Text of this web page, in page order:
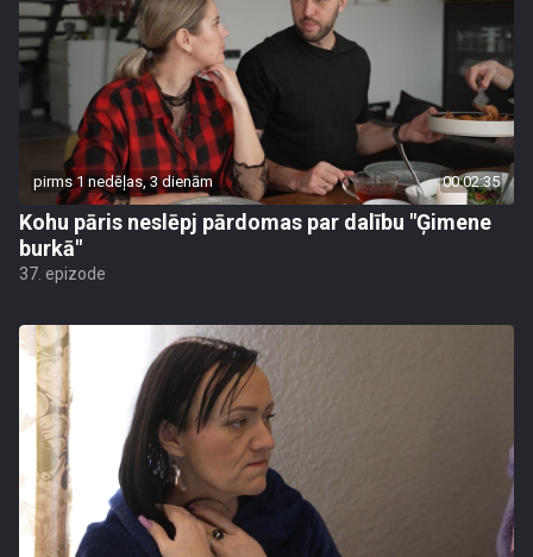
pirms 1 nedēļas, 3 dienām 00:02:35
Kohu pāris neslēpj pārdomas par dalību "Ģimene
burkā"
37. epizode